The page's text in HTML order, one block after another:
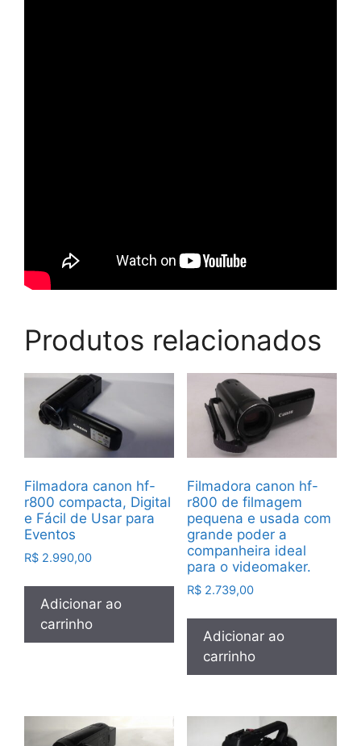
Produtos relacionados
Filmadora canon hf-
r800 compacta, Digital
e Fácil de Usar para
Eventos
R$ 2.990,00
Adicionar ao
carrinho
Filmadora canon hf-
r800 de filmagem
pequena e usada com
grande poder a
companheira ideal
para o videomaker.
R$2.739,00
Adicionar ao
carrinho